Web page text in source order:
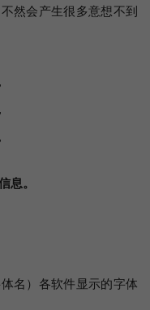
然会产生很多意想不到
息。
名）各软件显示的字体